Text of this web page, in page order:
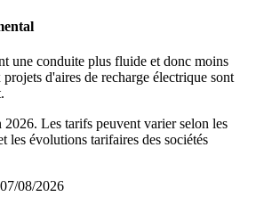
une conduite plus fluide et donc moins
d'aires de recharge électrique sont
2026. Les tarifs peuvent varier selon les
les évolutions tarifaires des sociétés
07/08/2026